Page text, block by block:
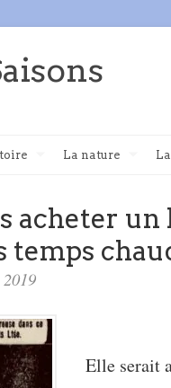
La nature
acheter un
temps
Elle serait